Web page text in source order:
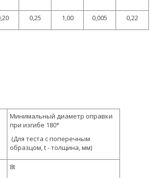
0,25 1,00 0,005 0,22
Минимальный диаметр оправки
при изгибе 180°
(Для теста с поперечным
образцом, t - толщина, мм)
8t